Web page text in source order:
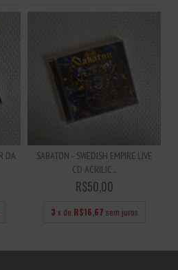
DA
SABATON - SWEDISH EMPIRE LIVE
CD ACRILIC...
R$50,00
3 x de R$16,67 sem juros